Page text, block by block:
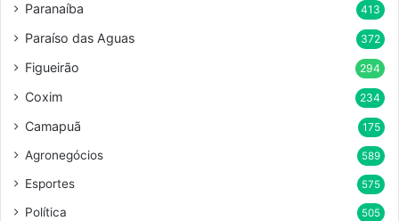
Paranaíba 413
Paraíso das Aguas 372
Figueirão 294
Coxim 234
Camapuã 175
Agronegócios 589
Esportes 575
Política 505